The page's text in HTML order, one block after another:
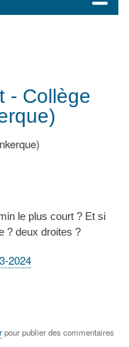
- Collège
le plus court ? Et si
? deux droites ?
2024
pour publier des commentaires